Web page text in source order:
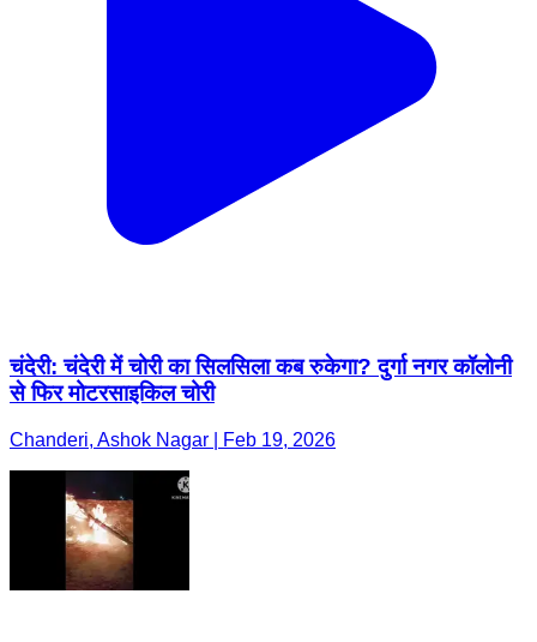
चंदेरी: चंदेरी में चोरी का सिलसिला कब रुकेगा? दुर्गा नगर कॉलोनी
से फिर मोटरसाइकिल चोरी
Chanderi, Ashok Nagar | Feb 19, 2026